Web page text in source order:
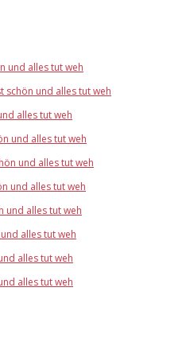
und alles tut weh
schön und alles tut weh
alles tut weh
und alles tut weh
und alles tut weh
und alles tut weh
und alles tut weh
alles tut weh
alles tut weh
alles tut weh